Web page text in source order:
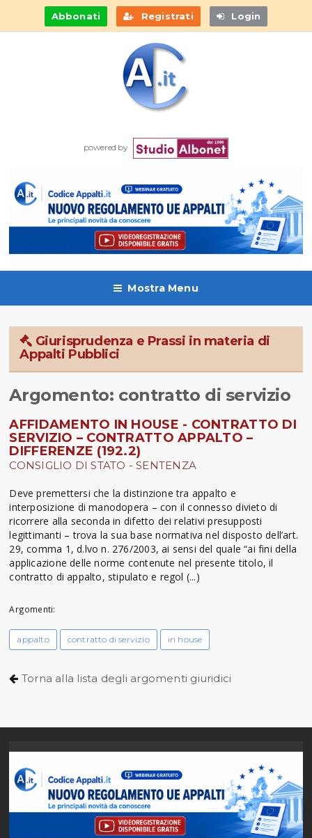
Abbonati Registrati Login
powered by
Mostra Menu
Giurisprudenza e Prassi in materia di
Appalti Pubblici
Argomento: contratto di servizio
AFFIDAMENTO IN HOUSE - CONTRATTO DI
SERVIZIO – CONTRATTO APPALTO –
DIFFERENZE (192.2)
CONSIGLIO DI STATO - SENTENZA
Deve premettersi che la distinzione tra appalto e
interposizione di manodopera – con il connesso divieto di
ricorrere alla seconda in difetto dei relativi presupposti
legittimanti – trova la sua base normativa nel disposto dell’art.
29, comma 1, d.lvo n. 276/2003, ai sensi del quale “ai fini della
applicazione delle norme contenute nel presente titolo, il
contratto di appalto, stipulato e regol (...)
Argomenti:
appalto contratto di servizio in house
Torna alla lista degli argomenti giuridici